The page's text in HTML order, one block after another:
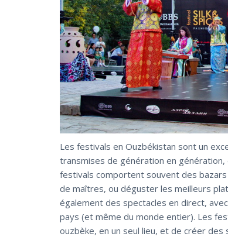
Les festivals en Ouzbékistan sont un
transmises de génération en
festivals comportent souvent des
de maîtres, ou déguster les meilleurs
également des spectacles en direct,
pays (et même du monde entier). Les
ouzbèke, en un seul lieu, et de créer